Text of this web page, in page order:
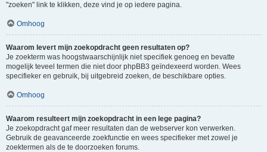
"zoeken" link te klikken, deze vind je op iedere pagina.
Omhoog
Waarom levert mijn zoekopdracht geen resultaten op?
Je zoekterm was hoogstwaarschijnlijk niet specifiek genoeg en bevatte
mogelijk teveel termen die niet door phpBB3 geïndexeerd worden. Wees
specifieker en gebruik, bij uitgebreid zoeken, de beschikbare opties.
Omhoog
Waarom resulteert mijn zoekopdracht in een lege pagina?
Je zoekopdracht gaf meer resultaten dan de webserver kon verwerken.
Gebruik de geavanceerde zoekfunctie en wees specifieker met zowel je
zoektermen als de te doorzoeken forums.